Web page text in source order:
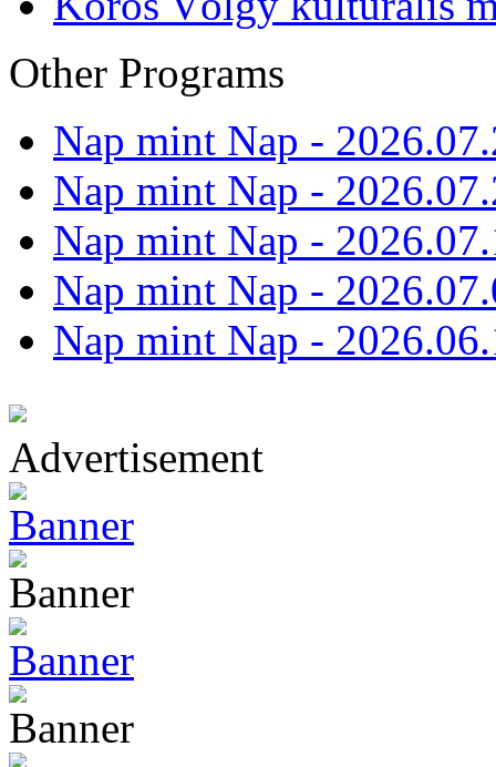
Other Programs
Nap mint Nap -
Nap mint Nap -
Nap mint Nap -
Nap mint Nap -
Nap mint Nap -
Advertisement